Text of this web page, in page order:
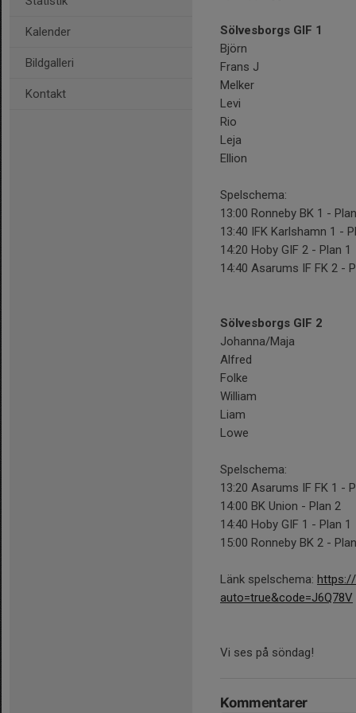
Kalender
Bildgalleri
Kontakt
Sölvesborgs GIF 1
Björn
Frans J
Melker
Levi
Rio
Leja
Ellion
Spelschema:
13:00 Ronneby BK 1 -
13:40 IFK Karlshamn 1 -
14:20 Hoby GIF 2 - Plan 1
14:40 Asarums IF FK 2 -
Sölvesborgs GIF 2
Johanna/Maja
Alfred
Folke
William
Liam
Lowe
Spelschema:
13:20 Asarums IF FK 1 -
14:00 BK Union - Plan 2
14:40 Hoby GIF 1 - Plan 1
15:00 Ronneby BK 2 -
Länk spelschema:
auto=true&code=J6Q78V
Vi ses på söndag!
Kommentarer